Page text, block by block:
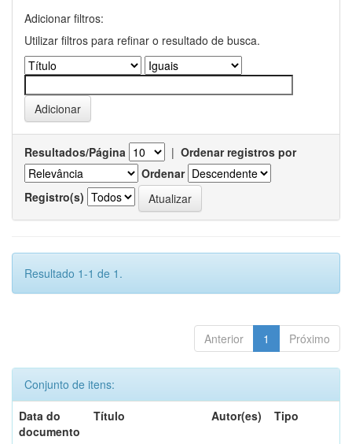
Adicionar filtros:
Utilizar filtros para refinar o resultado de busca.
Resultados/Página | Ordenar registros por
Ordenar
Registro(s)
Resultado 1-1 de 1.
Anterior 1 Próximo
Conjunto de itens:
Data do
documento
Título Autor(es) Tipo